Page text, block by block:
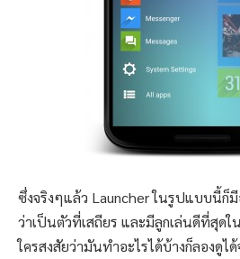
ซึ่งจริงๆแล้ว Launcher ในรูปแบบนี้ก็
ว่าเป็นตัวที่เสถียร และมีลูกเล่นดีที่สุด
ใครสงสัยว่ามันทำอะไรได้บ้างก็ลองดู